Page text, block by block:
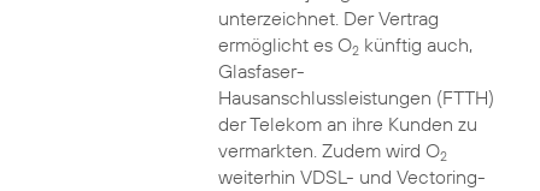
unterzeichnet. Der Vertrag
ermöglicht es O2künftig auch,
Glasfaser-
Hausanschlussleistungen (FTTH)
der Telekom an ihre Kunden zu
vermarkten. Zudem wird O2
weiterhin VDSL- und Vectoring-